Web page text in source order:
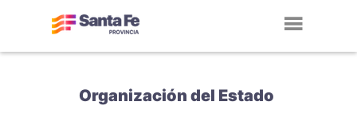
Organización del Estado